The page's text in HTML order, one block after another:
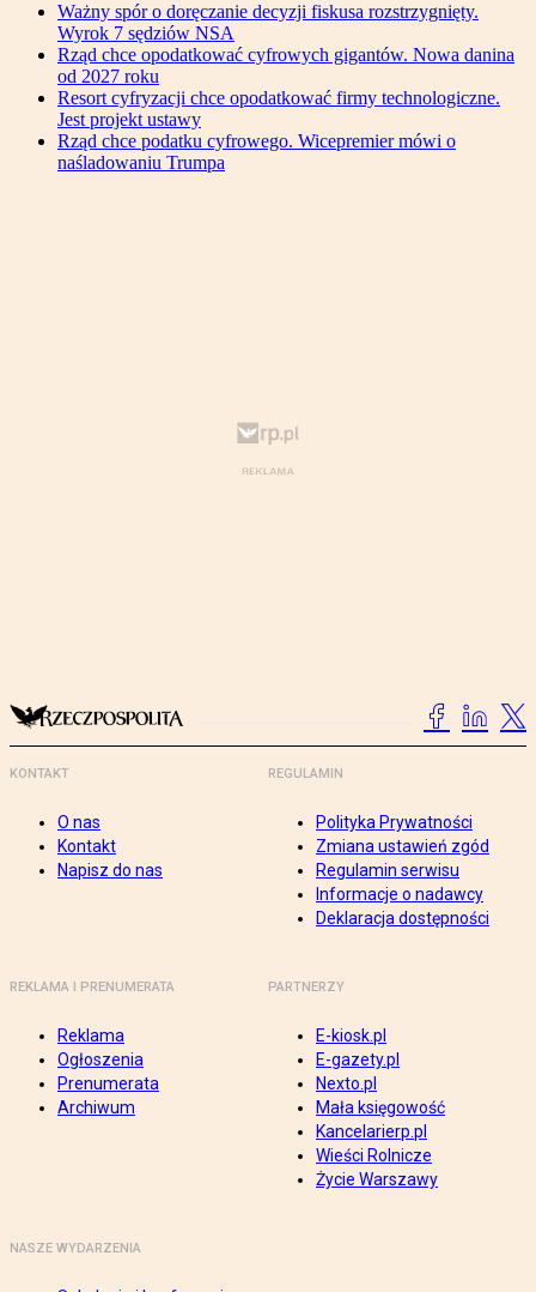
Ważny spór o doręczanie decyzji fiskusa rozstrzygnięty.
Wyrok 7 sędziów NSA
Rząd chce opodatkować cyfrowych gigantów. Nowa danina
od 2027 roku
Resort cyfryzacji chce opodatkować firmy technologiczne.
Jest projekt ustawy
Rząd chce podatku cyfrowego. Wicepremier mówi o
naśladowaniu Trumpa
KONTAKT
O nas
Kontakt
Napisz do nas
REGULAMIN
Polityka Prywatności
Zmiana ustawień zgód
Regulamin serwisu
Informacje o nadawcy
Deklaracja dostępności
REKLAMA I PRENUMERATA
Reklama
Ogłoszenia
Prenumerata
Archiwum
PARTNERZY
E-kiosk.pl
E-gazety.pl
Nexto.pl
Mała księgowość
Kancelarierp.pl
Wieści Rolnicze
Życie Warszawy
NASZE WYDARZENIA